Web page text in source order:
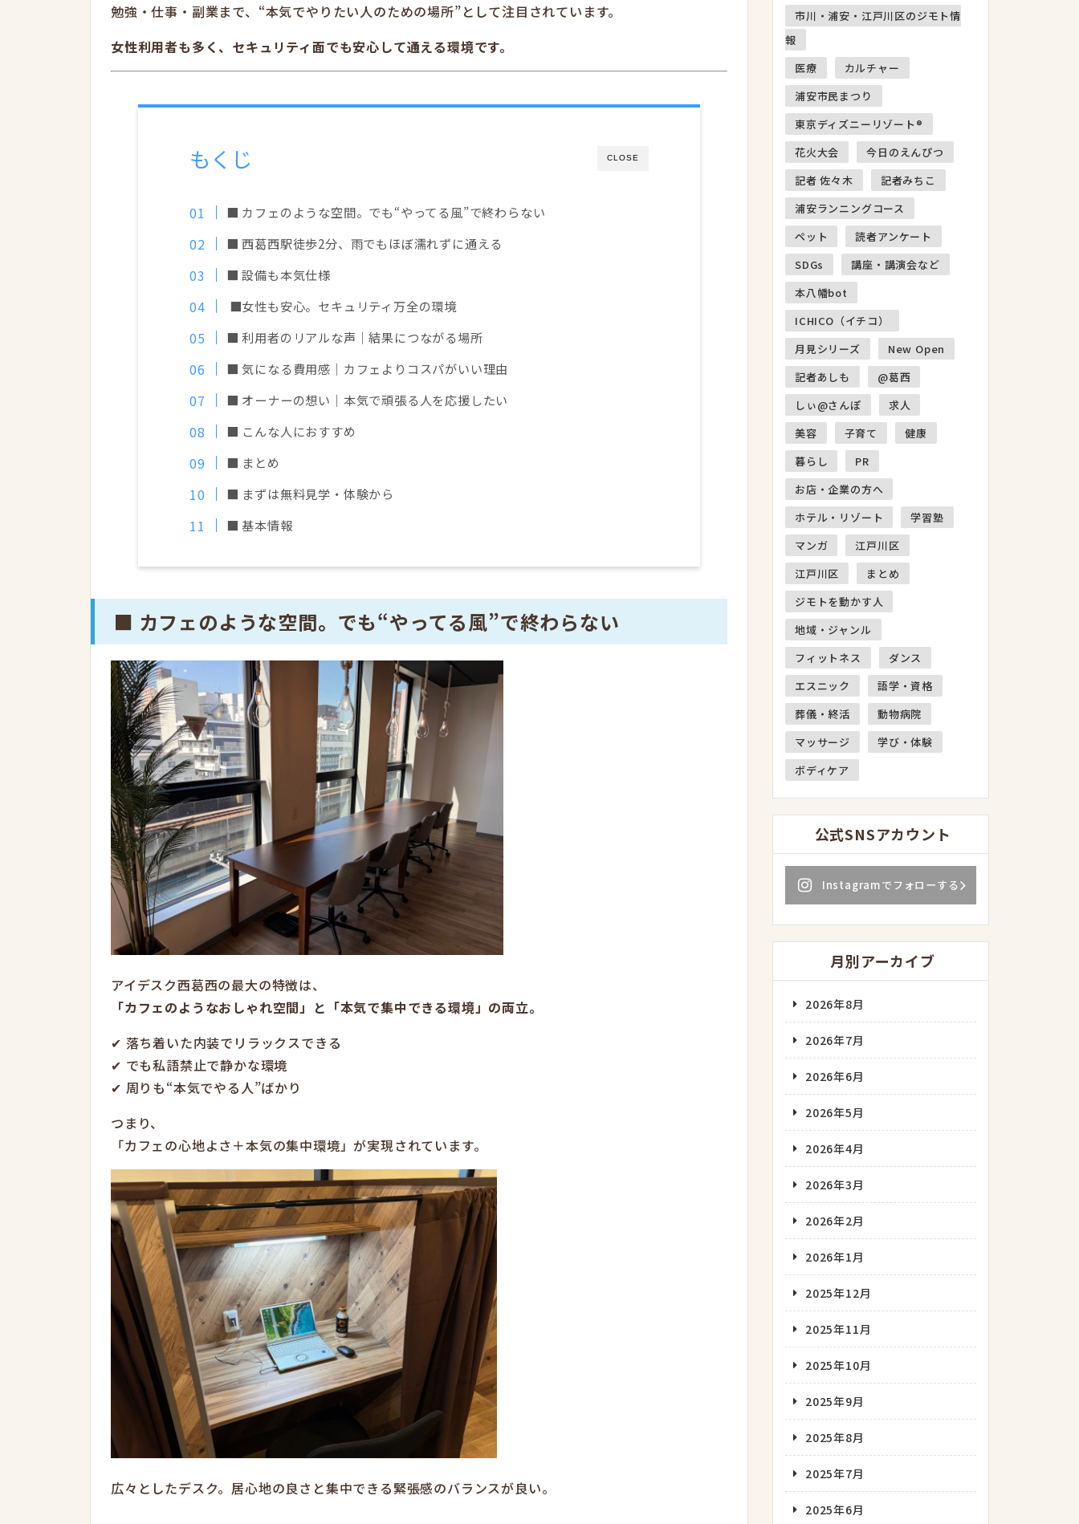
勉強・仕事・副業まで、“本気でやりたい人のための場所”として注目されています。
女性利用者も多く、セキュリティ面でも安心して通える環境です。
CLOSE
もくじ
■ カフェのような空間。でも“やってる風”で終わらない
■ 西葛西駅徒歩2分、雨でもほぼ濡れずに通える
■ 設備も本気仕様
■女性も安心。セキュリティ万全の環境
■ 利用者のリアルな声｜結果につながる場所
■ 気になる費用感｜カフェよりコスパがいい理由
■ オーナーの想い｜本気で頑張る人を応援したい
■ こんな人におすすめ
■ まとめ
■ まずは無料見学・体験から
■ 基本情報
■ カフェのような空間。でも“やってる風”で終わらない
アイデスク西葛西の最大の特徴は、
「カフェのようなおしゃれ空間」と「本気で集中できる環境」の両立。
✔ 落ち着いた内装でリラックスできる
✔ でも私語禁止で静かな環境
✔ 周りも“本気でやる人”ばかり
つまり、
「カフェの心地よさ＋本気の集中環境」が実現されています。
広々としたデスク。居心地の良さと集中できる緊張感のバランスが良い。
市川・浦安・江戸川区のジモト情
報
医療
カルチャー
浦安市民まつり
東京ディズニーリゾート®
花火大会
今日のえんぴつ
記者 佐々木
記者みちこ
浦安ランニングコース
ペット
読者アンケート
SDGs
講座・講演会など
本八幡bot
ICHICO（イチコ）
月見シリーズ
New Open
記者あしも
@葛西
しぃ@さんぽ
求人
美容
子育て
健康
暮らし
PR
お店・企業の方へ
ホテル・リゾート
学習塾
マンガ
江戸川区
江戸川区
まとめ
ジモトを動かす人
地域・ジャンル
フィットネス
ダンス
エスニック
語学・資格
葬儀・終活
動物病院
マッサージ
学び・体験
ボディケア
公式SNSアカウント
Instagramでフォローする
月別アーカイブ
2026年8月
2026年7月
2026年6月
2026年5月
2026年4月
2026年3月
2026年2月
2026年1月
2025年12月
2025年11月
2025年10月
2025年9月
2025年8月
2025年7月
2025年6月